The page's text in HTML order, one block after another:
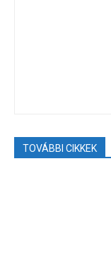
TOVÁBBI CIKKEK